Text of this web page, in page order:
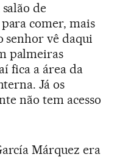
de
comer, mais
senhor vê daqui
palmeiras
fica a área da
Já os
não tem acesso
Márquez era